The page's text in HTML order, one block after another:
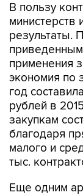
В пользу
министерств
результаты.
применения
экономия по
год
рублей в
закупкам
благодаря
малого и
тыс.
Еще одним